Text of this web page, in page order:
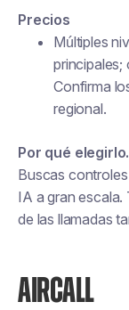
Precios
Múltiples
principales;
Confirma
regional.
Por qué elegirlo.
Buscas
IA a gran escala.
de las llamadas
AIRCALL